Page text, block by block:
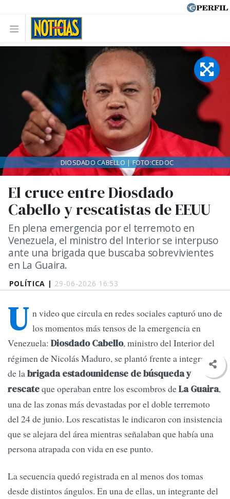
POLÍTICA | 29-06-2026 16:53
El cruce entre Diosdado
Cabello y rescatistas de EEUU
En plena emergencia por el terremoto en
Venezuela, el ministro del Interior se interpuso
ante una brigada que buscaba sobrevivientes
en La Guaira.
DIOSDADO CABELLO | FOTO:CEDOC
U n video que circula en redes sociales capturó uno de
los momentos más tensos de la emergencia en
Venezuela: Diosdado Cabello, ministro del Interior del
régimen de Nicolás Maduro, se plantó frente a integrantes
de labrigada estadounidense de búsqueda y
rescateque operaban entre los escombros deLa Guaira,
una de las zonas más devastadas por el doble terremoto
del 24 de junio. Los rescatistas le indicaron con insistencia
que se alejara del área mientras señalaban que había una
persona atrapada con vida en ese punto.
La secuencia quedó registrada en al menos dos tomas
desde distintos ángulos. En una de ellas, un integrante del